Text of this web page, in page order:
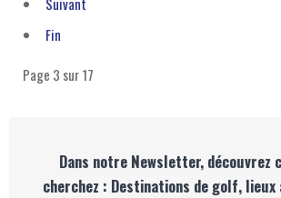
Fin
Page 3 sur 17
Dans notre Newsletter, découvrez
cherchez : Destinations de golf, lieux